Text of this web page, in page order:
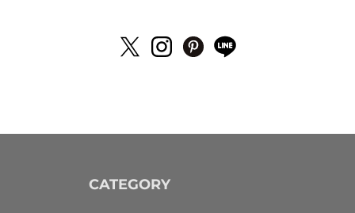
CATEGORY